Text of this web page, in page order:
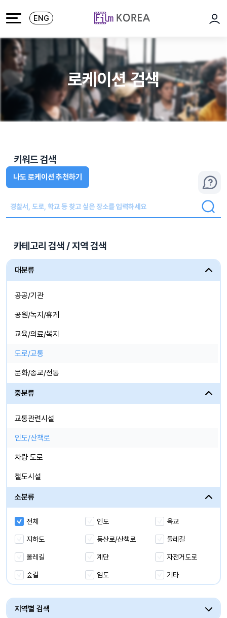
ENG
로
로케이션 검색
키워드 검색
나도 로케이션 추천하기
카테고리 검색 / 지역 검색
대분류
공공/기관
공원/녹지/휴게
교육/의료/복지
도로/교통
문화/종교/전통
산업시설
유휴시설
중분류
교통관련시설
인도/산책로
차량 도로
철도시설
소분류
전체 인도 육교
지하도 등산로/산책로 둘레길
올레길 계단 자전거도로
숲길 임도 기타
지역별 검색